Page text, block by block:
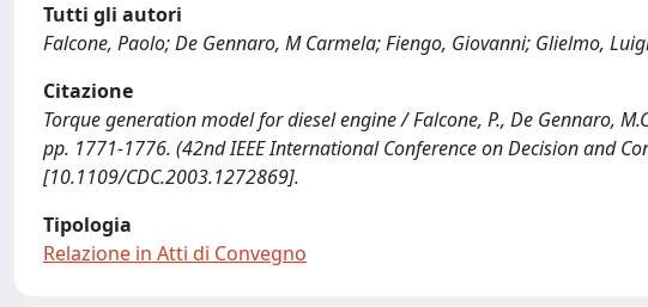
Tutti gli autori
Falcone, Paolo; De Gennaro, M Carmela; Fiengo, Giovanni; Glielmo,
Citazione
Torque generation model for diesel engine / Falcone, P., De Gennaro,
pp. 1771-1776. (42nd IEEE International Conference on Decision and
[10.1109/CDC.2003.1272869].
Tipologia
Relazione in Atti di Convegno